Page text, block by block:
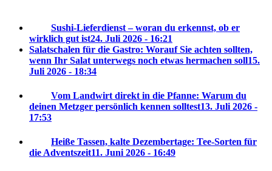
Sushi-Lieferdienst – woran du erkennst, ob er
wirklich gut ist24. Juli 2026 - 16:21
Salatschalen für die Gastro: Worauf Sie achten sollten,
wenn Ihr Salat unterwegs noch etwas hermachen soll15.
Juli 2026 - 18:34
Vom Landwirt direkt in die Pfanne: Warum du
deinen Metzger persönlich kennen solltest13. Juli 2026 -
17:53
Heiße Tassen, kalte Dezembertage: Tee-Sorten für
die Adventszeit11. Juni 2026 - 16:49